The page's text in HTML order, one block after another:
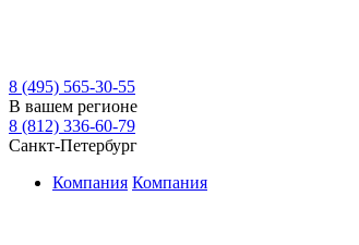
8 (495) 565-30-55
В вашем регионе
8 (812) 336-60-79
Санкт-Петербург
Компания Компания